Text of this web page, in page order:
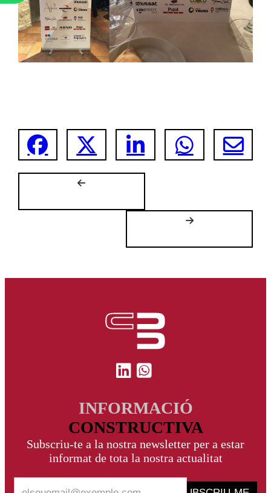
INFORMACIÓ
CONSTRUCTIVA
Subscriu-te a la nostra newsletter per a estar
informat de tota la nostra actualitat